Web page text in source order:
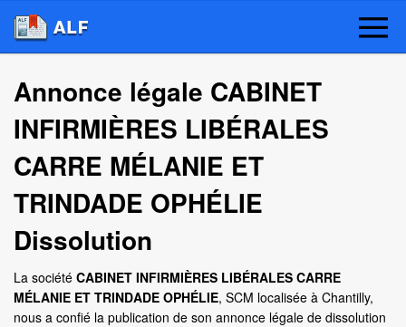
Annonce légale CABINET
INFIRMIÈRES LIBÉRALES
CARRE MÉLANIE ET
TRINDADE OPHÉLIE
Dissolution
La société CABINET INFIRMIÈRES LIBÉRALES CARRE
MÉLANIE ET TRINDADE OPHÉLIE, SCM localisée à Chantilly,
nous a confié la publication de son annonce légale de dissolution